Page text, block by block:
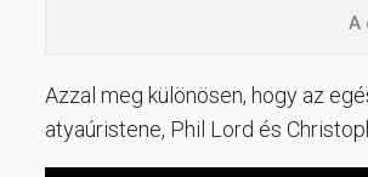
A
Azzal meg különösen, hogy az
atyaúristene, Phil Lord és